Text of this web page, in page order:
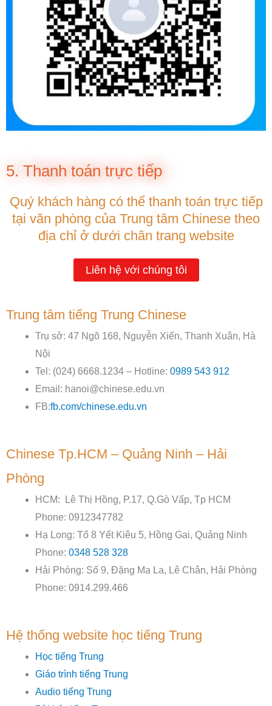
5. Thanh toán trực tiếp
Quý khách hàng có thể thanh toán trực tiếp
tại văn phòng của Trung tâm Chinese theo
địa chỉ ở dưới chân trang website
Liên hệ với chúng tôi
Trung tâm tiếng Trung Chinese
Trụ sở: 47 Ngõ 168, Nguyễn Xiển, Thanh Xuân, Hà
Nội
Tel: (024) 6668.1234 – Hotline: 0989 543 912
Email: hanoi@chinese.edu.vn
FB:fb.com/chinese.edu.vn
Chinese Tp.HCM – Quảng Ninh – Hải
Phòng
HCM: Lê Thị Hồng, P.17, Q.Gò Vấp, Tp HCM
Phone: 0912347782
Hạ Long: Tổ 8 Yết Kiêu 5, Hồng Gai, Quảng Ninh
Phone: 0348 528 328
Hải Phòng: Số 9, Đặng Ma La, Lê Chân, Hải Phòng
Phone: 0914.299.466
Hệ thống website học tiếng Trung
Học tiếng Trung
Giáo trình tiếng Trung
Audio tiếng Trung